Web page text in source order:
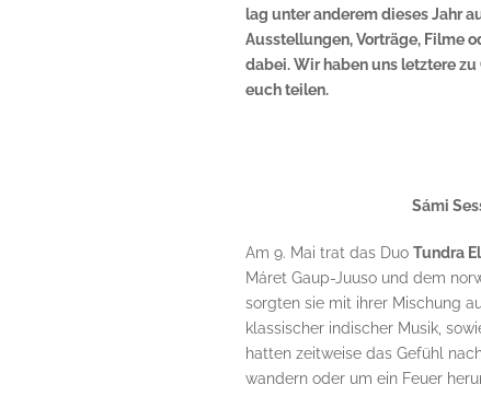
lag unter anderem dieses Jahr
Ausstellungen, Vorträge, Filme
dabei. Wir haben uns letztere
euch teilen.
Sámi
Am 9. Mai trat das Duo Tundra
Máret Gaup-Juuso und dem
sorgten sie mit ihrer Mischung
klassischer indischer Musik,
hatten zeitweise das Gefühl
wandern oder um ein Feuer